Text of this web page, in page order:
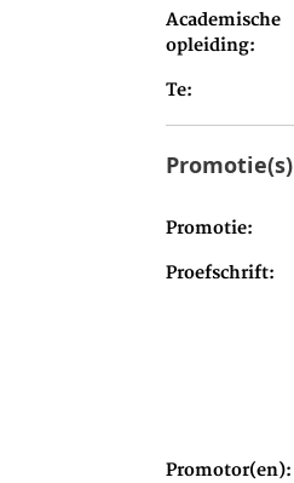
Academische
opleiding
Te
Promotie(s)
Promotie
Proefschrift
Promotor(en)